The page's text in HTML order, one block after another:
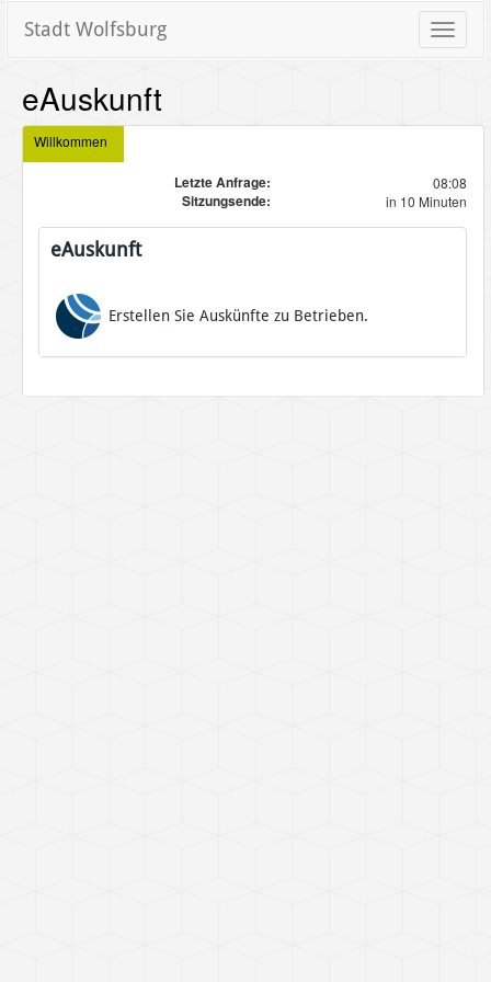
Toggle
Stadt Wolfsburg
eAuskunft
Willkommen
Letzte Anfrage: 08:08
Sitzungsende: in 10 Minuten
eAuskunft
Erstellen Sie Auskünfte zu Betrieben.